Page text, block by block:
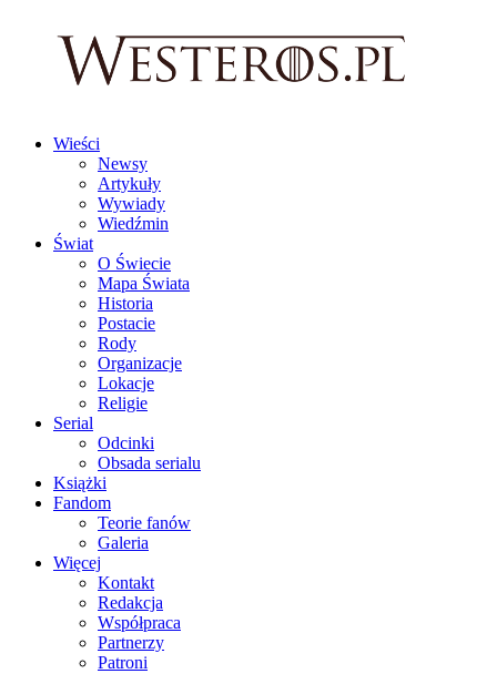
Wieści
Newsy
Artykuły
Wywiady
Wiedźmin
Świat
O Świecie
Mapa Świata
Historia
Postacie
Rody
Organizacje
Lokacje
Religie
Serial
Odcinki
Obsada serialu
Książki
Fandom
Teorie fanów
Galeria
Więcej
Kontakt
Redakcja
Współpraca
Partnerzy
Patroni